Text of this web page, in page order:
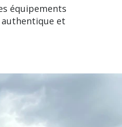
équipements
et